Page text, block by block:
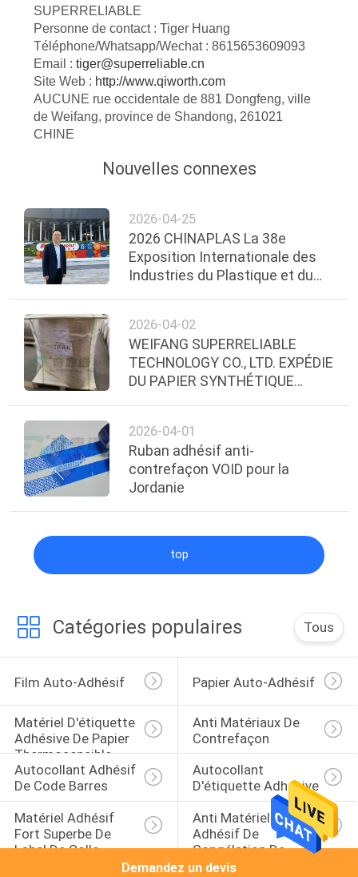
SUPERRELIABLE
Personne de contact : Tiger Huang
Téléphone/Whatsapp/Wechat : 8615653609093
Email : tiger@superreliable.cn
Site Web : http://www.qiworth.com
AUCUNE rue occidentale de 881 Dongfeng, ville
de Weifang, province de Shandong, 261021
CHINE
Nouvelles connexes
2026-04-25
2026 CHINAPLAS La 38e
Exposition Internationale des
Industries du Plastique et du
2026-04-02
WEIFANG SUPERRELIABLE
TECHNOLOGY CO., LTD. EXPÉDIE
DU PAPIER SYNTHÉTIQUE
CONGÉLATION EN ÉQUATEUR
2026-04-01
Ruban adhésif anti-
contrefaçon VOID pour la
Jordanie
top
Catégories populaires Tous
Film Auto-Adhésif Papier Auto-Adhésif
Matériel D'étiquette
Adhésive De Papier
Thermosensible
Anti Matériaux De
Contrefaçon
Autocollant Adhésif
De Code Barres
Autocollant
D'étiquette Adhésive
Matériel Adhésif
Fort Superbe De
Label De Colle
Anti Matériel
Adhésif De
Congélation De
Label De Colle
Demandez un devis